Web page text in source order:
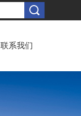
联系我们